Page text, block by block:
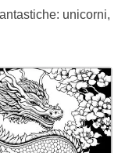
unicorni,